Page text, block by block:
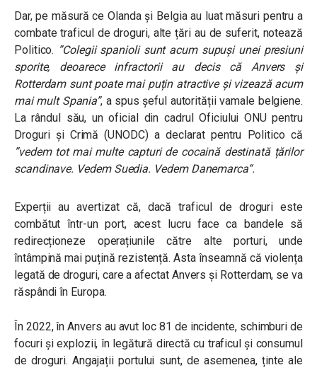
Dar, pe măsură ce Olanda și Belgia au luat măsuri pentru a
combate traficul de droguri, alte țări au de suferit, notează
Politico. ”Colegii spanioli sunt acum supuși unei presiuni
sporite, deoarece infractorii au decis că Anvers și
Rotterdam sunt poate mai puțin atractive și vizează acum
mai mult Spania”, a spus șeful autorității vamale belgiene.
La rândul său, un oficial din cadrul Oficiului ONU pentru
Droguri și Crimă (UNODC) a declarat pentru Politico că
”vedem tot mai multe capturi de cocaină destinată țărilor
scandinave. Vedem Suedia. Vedem Danemarca“.
Experții au avertizat că, dacă traficul de droguri este
combătut într-un port, acest lucru face ca bandele să
redirecționeze operațiunile către alte porturi, unde
întâmpină mai puțină rezistență. Asta înseamnă că violența
legată de droguri, care a afectat Anvers și Rotterdam, se va
răspândi în Europa.
În 2022, în Anvers au avut loc 81 de incidente, schimburi de
focuri și explozii, în legătură directă cu traficul și consumul
de droguri. Angajații portului sunt, de asemenea, ținte ale